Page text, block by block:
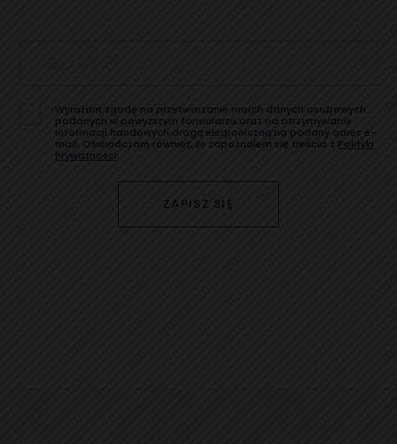
Wyrażam zgodę na przetwarzanie moich danych osobowych
podanych w powyższym formularzu oraz na otrzymywanie
informacji handowych drogą elegroniczną na podany adres e-
mail. Oświadczam również, że zapoznałem się treścia z Polityki
Prywatności.
ZAPISZ SIĘ